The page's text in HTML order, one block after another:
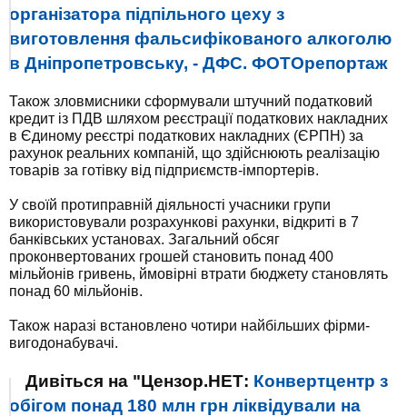
організатора підпільного цеху з
виготовлення фальсифікованого алкоголю
в Дніпропетровську, - ДФС. ФОТОрепортаж
Також зловмисники сформували штучний податковий
кредит із ПДВ шляхом реєстрації податкових накладних
в Єдиному реєстрі податкових накладних (ЄРПН) за
рахунок реальних компаній, що здійснюють реалізацію
товарів за готівку від підприємств-імпортерів.
У своїй протиправній діяльності учасники групи
використовували розрахункові рахунки, відкриті в 7
банківських установах. Загальний обсяг
проконвертованих грошей становить понад 400
мільйонів гривень, ймовірні втрати бюджету становлять
понад 60 мільйонів.
Також наразі встановлено чотири найбільших фірми-
вигодонабувачі.
Дивіться на "Цензор.НЕТ: Конвертцентр з
обігом понад 180 млн грн ліквідували на